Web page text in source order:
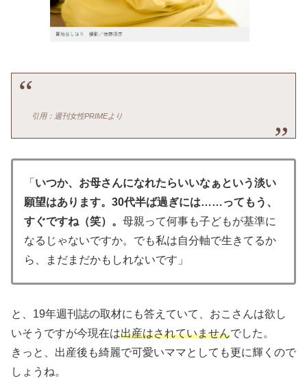
引用：週刊女性PRIMEより
「 いつか、お母さんになれたらいいなぁという淡い
願望はあります。30代半ば過ぎには……ってもう、
すぐですね（笑）。 母親って何事も子どもが基準に
なるじゃないですか。でも私は自分軸で生きてるか
ら、まだまだかもしれないです」
と、19年週刊誌の取材にも答えていて、おこさんは欲し
いそうですが今現在は出産はされていませんでした。
きっと、出産後も綺麗で可愛いママとしても更に輝くので
しょうね。